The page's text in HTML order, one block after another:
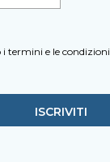
i termini e le condizioni